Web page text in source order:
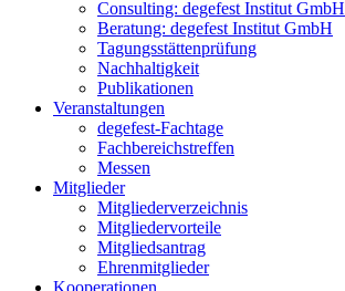
Consulting: degefest Institut GmbH
Beratung: degefest Institut GmbH
Tagungsstättenprüfung
Nachhaltigkeit
Publikationen
Veranstaltungen
degefest-Fachtage
Fachbereichstreffen
Messen
Mitglieder
Mitgliederverzeichnis
Mitgliedervorteile
Mitgliedsantrag
Ehrenmitglieder
Kooperationen